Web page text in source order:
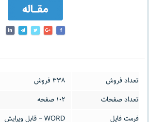
تعداد فروش
338 فروش
تعداد صفحات
102 صفحه
فرمت فایل
WORD – قابل ویرایش